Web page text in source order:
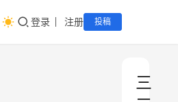
登录 注册 投稿
三